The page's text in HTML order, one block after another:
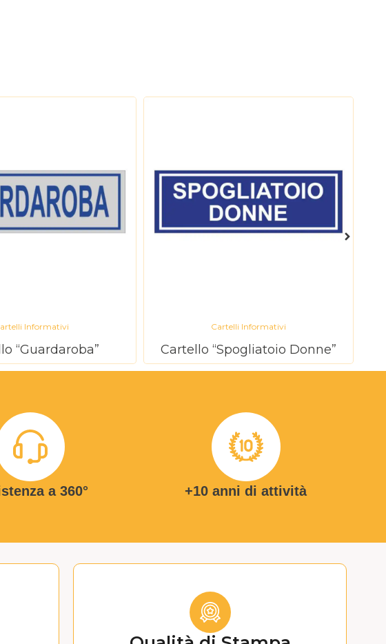
Informativi
“Guardaroba”
Cartelli Informativi
Cartello “Spogliatoio Donne”
a 360° +10 anni di attività